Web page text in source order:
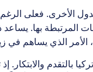
الأخرى. فعلى
المرتبطة بها.
الأمر الذي يساهم في
بالتقدم